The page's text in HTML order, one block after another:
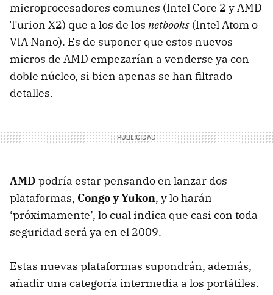
microprocesadores comunes (Intel Core 2 yAMD
Turion X2) que a los de los netbooks (Intel Atom o
VIA Nano). Es de suponer que estos nuevos
micros de AMD empezarían a venderse ya con
doble núcleo, si bien apenas se han filtrado
detalles.
AMD podría estar pensando en lanzar dos
plataformas, Congo y Yukon, y lo harán
‘próximamente’, lo cual indica que casi con toda
seguridad será ya en el 2009.
Estas nuevas plataformas supondrán, además,
añadir una categoría intermedia a los portátiles.